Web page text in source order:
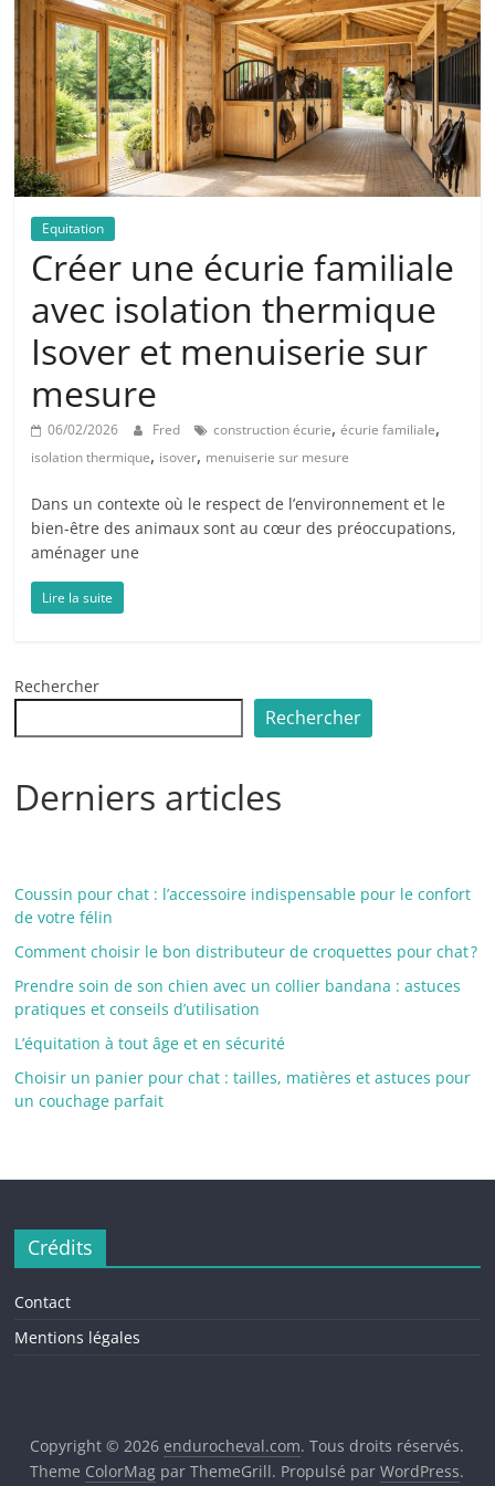
Equitation
Créer une écurie familiale
avec isolation thermique
Isover et menuiserie sur
mesure
06/02/2026 Fred construction écurie,écurie familiale,
isolation thermique, isover, menuiserie sur mesure
Dans un contexte où le respect de l’environnement et le
bien-être des animaux sont au cœur des préoccupations,
aménager une
Lire la suite
Rechercher
Rechercher
Derniers articles
Coussin pour chat : l’accessoire indispensable pour le confort
de votre félin
Comment choisir le bon distributeur de croquettes pour chat ?
Prendre soin de son chien avec un collier bandana : astuces
pratiques et conseils d’utilisation
L’équitation à tout âge et en sécurité
Choisir un panier pour chat : tailles, matières et astuces pour
un couchage parfait
Crédits
Contact
Mentions légales
Copyright © 2026 endurocheval.com. Tous droits réservés.
Theme ColorMag par ThemeGrill. Propulsé parWordPress.